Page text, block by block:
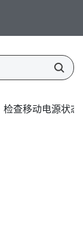
检查移动电源状态